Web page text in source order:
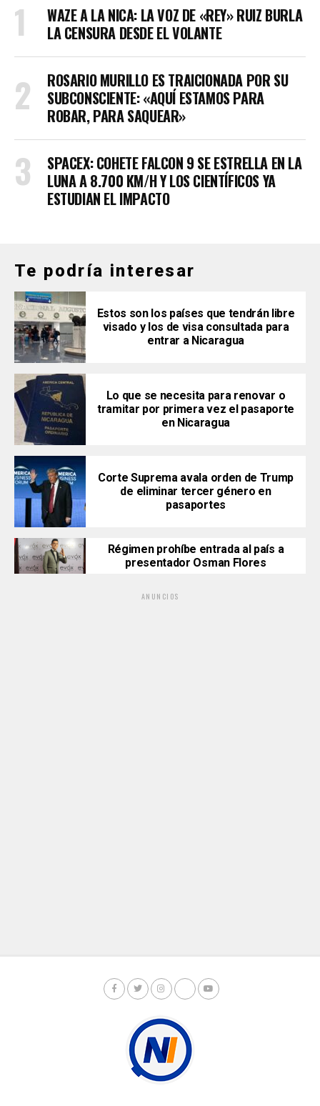
WAZE A LA NICA: LA VOZ DE «REY» RUIZ BURLA
LA CENSURA DESDE EL VOLANTE
ROSARIO MURILLO ES TRAICIONADA POR SU
SUBCONSCIENTE: «AQUÍ ESTAMOS PARA
ROBAR, PARA SAQUEAR»
SPACEX: COHETE FALCON 9 SE ESTRELLA EN LA
LUNA A 8.700 KM/H Y LOS CIENTÍFICOS YA
ESTUDIAN EL IMPACTO
Te podría interesar
Estos son los países que tendrán libre
visado y los de visa consultada para
entrar a Nicaragua
Lo que se necesita para renovar o
tramitar por primera vez el pasaporte
en Nicaragua
Corte Suprema avala orden de Trump
de eliminar tercer género en
pasaportes
Régimen prohíbe entrada al país a
presentador Osman Flores
ANUNCIOS